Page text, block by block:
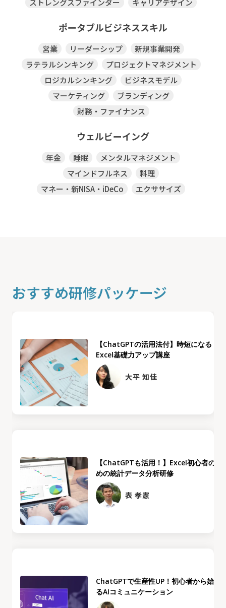
ストレングスファインダー キャリアデザイン
ポータブルビジネススキル
営業 リーダーシップ
新規事業開発
ラテラルシンキング
プロジェクトマネジメント
ロジカルシンキング
ビジネスモデル
マーケティング
ブランディング
財務・ファイナンス
ウェルビーイング
年金 睡眠
メンタルマネジメント
マインドフルネス
料理
マネー・新NISA・iDeCo
エクササイズ
おすすめ研修パッケージ
【ChatGPTの活用法付】時短になる
Excel基礎力アップ講座
大平 知佳
【ChatGPTも活用！】Excel初心者のた
めの統計データ分析研修
表 孝憲
ChatGPTで生産性UP！初心者から始め
るAIコミュニケーション